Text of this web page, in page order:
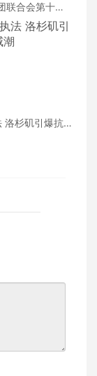
联合会第十二
代表大会在洛
洛杉矶引爆抗